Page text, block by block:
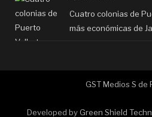
Cuatro colonias de
más económicas de
GST Medios S de
Developed by Green Shield